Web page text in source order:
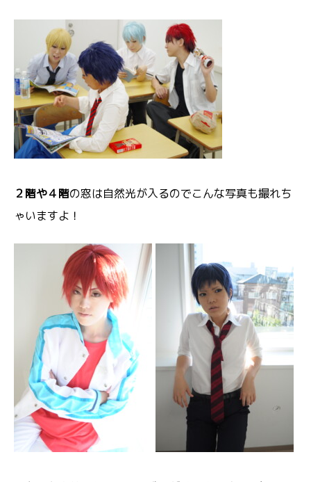
２階や４階の窓は自然光が入るのでこんな写真も撮れち
ゃいますよ！